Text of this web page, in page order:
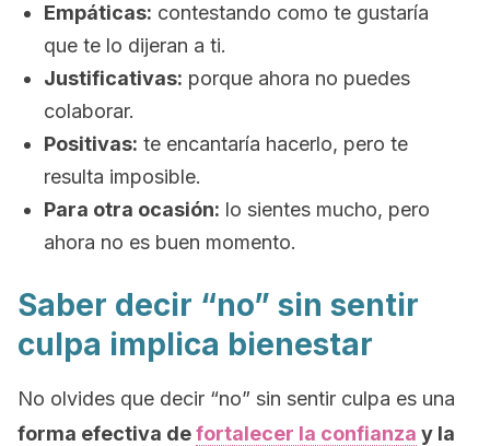
Empáticas: contestando como te gustaría
que te lo dijeran a ti.
Justificativas: porque ahora no puedes
colaborar.
Positivas: te encantaría hacerlo, pero te
resulta imposible.
Para otra ocasión: lo sientes mucho, pero
ahora no es buen momento.
Saber decir “no” sin sentir
culpa implica bienestar
No olvides que decir “no” sin sentir culpa es una
forma efectiva defortalecer la confianza y la